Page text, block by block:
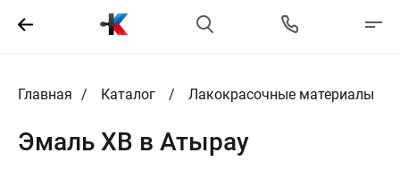
Главная Каталог Лакокрасочные материалы
Эмаль ХВ в Атырау